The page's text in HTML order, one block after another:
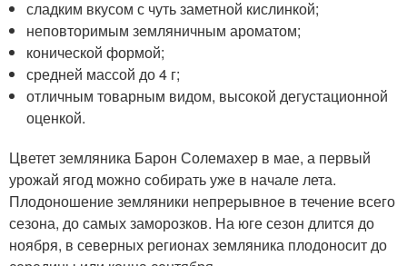
сладким вкусом с чуть заметной кислинкой;
неповторимым земляничным ароматом;
конической формой;
средней массой до 4 г;
отличным товарным видом, высокой дегустационной
оценкой.
Цветет земляника Барон Солемахер в мае, а первый
урожай ягод можно собирать уже в начале лета.
Плодоношение земляники непрерывное в течение всего
сезона, до самых заморозков. На юге сезон длится до
ноября, в северных регионах земляника плодоносит до